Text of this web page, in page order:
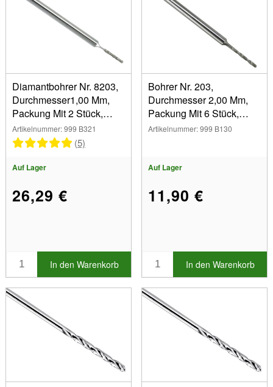
Diamantbohrer Nr. 8203,
Durchmesser1,00 Mm,
Packung Mit 2 Stück,
Busc H
Artikelnummer: 999 B321
(5)
Auf Lager
26,29 €
In den Warenkorb
Bohrer Nr. 203,
Durchmesser 2,00 Mm,
Packung Mit 6 Stück,
Busch
Artikelnummer: 999 B130
Auf Lager
11,90 €
In den Warenkorb